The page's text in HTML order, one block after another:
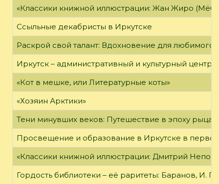
«Классики книжной иллюстрации: Жан Жиро
Ссыльные декабристы в Иркутске
Раскрой свой талант: Вдохновение для любимого
Иркутск – административный и культурный центр
«Кот в мешке, или Литературные коты»
«Хозяин Арктики»
Тени минувших веков: Путешествие в эпоху
Просвещение и образование в Иркутске в
«Классики книжной иллюстрации: Дмитрий
Гордость библиотеки – её раритеты: Баранов, И.